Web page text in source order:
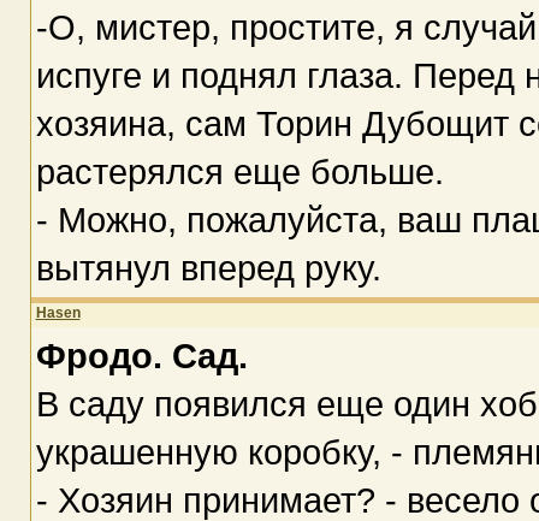
-О, мистер, простите, я
испуге и поднял глаза. Перед
хозяина, сам Торин Дубощит
растерялся еще больше.
- Можно, пожалуйста, ваш
вытянул вперед руку.
Hasen
Фродо. Сад.
В саду появился еще один
украшенную коробку, -
- Хозяин принимает? -